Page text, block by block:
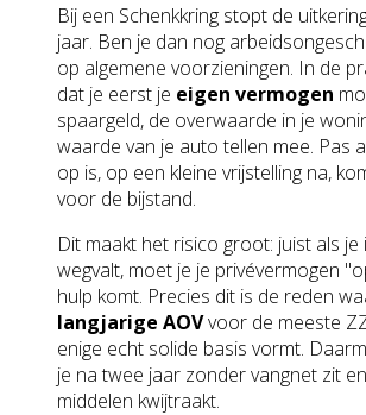
Bij een Schenkkring stopt de
jaar. Ben je dan nog
op algemene voorzieningen. In de
dat je eerst je eigen vermogen
spaargeld, de overwaarde in je
waarde van je auto tellen mee. Pas
op is, op een kleine vrijstelling na,
voor de bijstand.
Dit maakt het risico groot: juist als je
wegvalt, moet je je privévermogen
hulp komt. Precies dit is de reden
langjarige AOVvoor de meeste
enige echt solide basis vormt.
je na twee jaar zonder vangnet zit
middelen kwijtraakt.